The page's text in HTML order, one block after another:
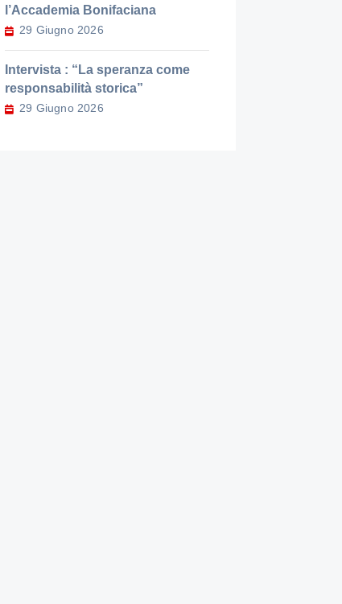
l’Accademia Bonifaciana
29 Giugno 2026
Intervista : “La speranza come
responsabilità storica”
29 Giugno 2026